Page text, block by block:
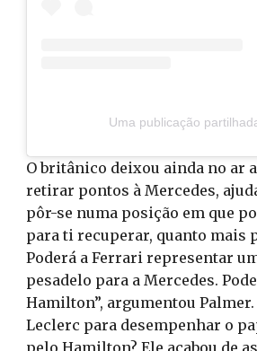
Uma publicação
O britânico deixou ainda no ar
retirar pontos à Mercedes,
pôr-se numa posição em que
para ti recuperar, quanto mais
Poderá a Ferrari representar
pesadelo para a Mercedes.
Hamilton”, argumentou
Leclerc para desempenhar o